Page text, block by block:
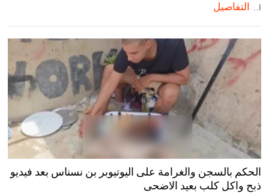
ا...
التفاصيل
الحكم بالسجن والغرامة على اليوتيوبر بن نسناس بعد فيديو
ذبح واكل كلب بعيد الاضحى